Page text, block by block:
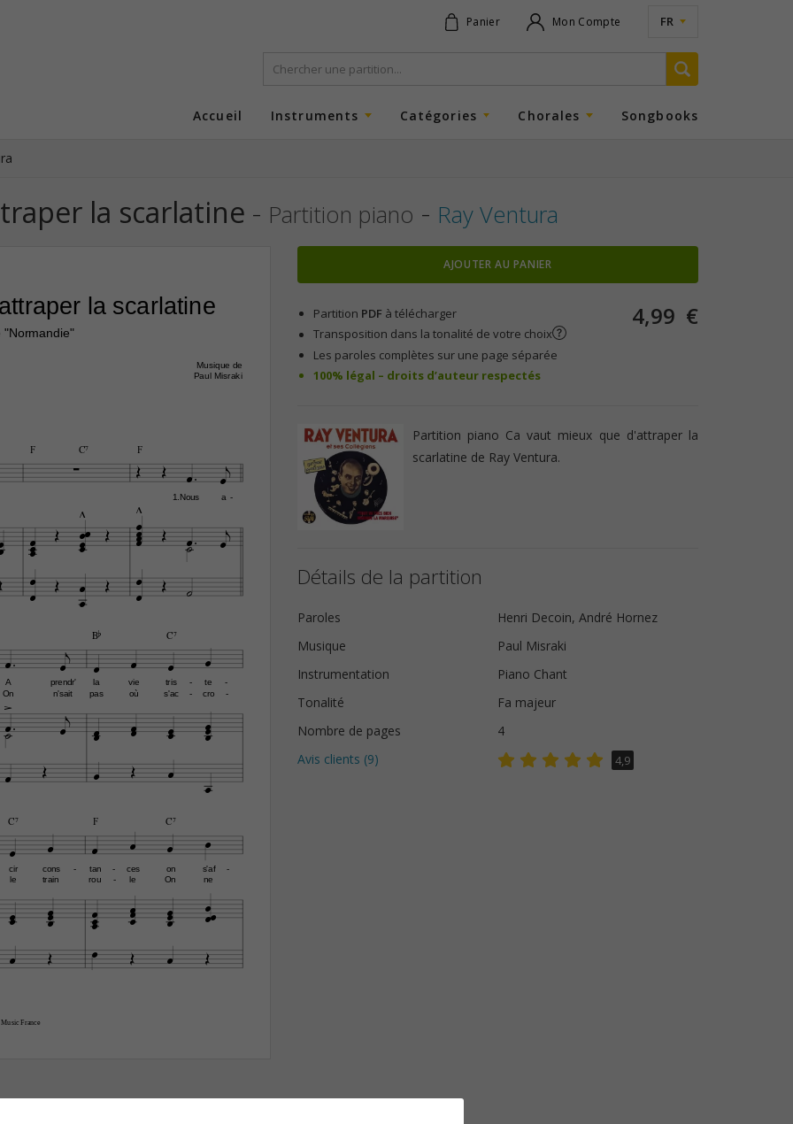
Panier Mon Compte FR
Accueil Instruments Catégories Chorales Songbooks
la scarlatine - Partition piano - Ray Ventura
la scarlatine
Musique de
Paul Misraki
France
F C7 F
1.Nous a -
A
On
prendr'
n'sait
la
pas
Bb
vie
où
tris
s'ac
C7
te
cro
-
-
-
-
le
cir
C7
train
cons
rou
tan
F
-
le
ces
-
-
On
on
C7
ne
s'af -

"Normandie"



   


  

  


  
 

 

  
  
     

 

 
 
 


    

     

 

 

 

 

 

     
AJOUTER AU PANIER
Partition PDF à télécharger
Transposition dans la tonalité de votre choix
Les paroles complètes sur une page séparée
100% légal – droits d’auteur respectés
4,99 €
Partition piano Ca vaut mieux que d'attraper la
scarlatine de Ray Ventura.
Détails de la partition
Paroles
Henri Decoin, André Hornez
Musique
Paul Misraki
Instrumentation
Piano Chant
Tonalité
Fa majeur
Nombre de pages
4
Avis clients (9) 4,9